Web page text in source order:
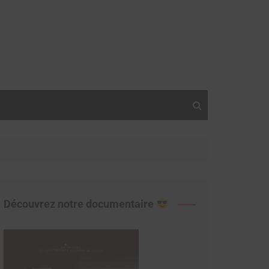
Découvrez notre documentaire